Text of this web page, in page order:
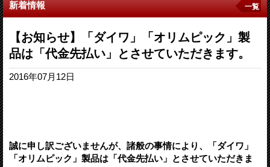
新着情報 一覧
【お知らせ】「ダイワ」「オリムピック」製
品は「代金先払い」とさせていただきます。
2016年07月12日
誠に申し訳ございませんが、諸般の事情により、「ダイワ」
「オリムピック」製品は「代金先払い」とさせていただきま